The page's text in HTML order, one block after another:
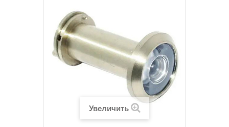
Увеличить